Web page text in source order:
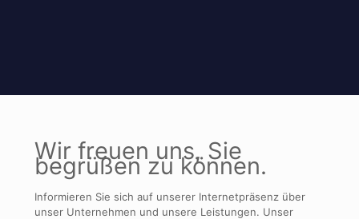
Wir freuen uns, Sie
begrüßen zu können.
Informieren Sie sich auf unserer Internetpräsenz über
unser Unternehmen und unsere Leistungen. Unser